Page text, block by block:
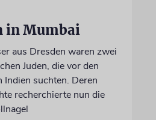
in Mumbai
aus Dresden waren zwei
Juden, die vor den
Indien suchten. Deren
recherchierte nun die